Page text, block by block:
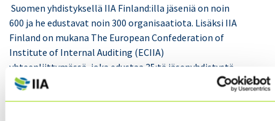
Suomen yhdistyksellä IIA Finland:illa jäseniä on noin
600 ja he edustavat noin 300 organisaatiota. Lisäksi IIA
Finland on mukana The European Confederation of
Institute of Internal Auditing (ECIIA)
yhteenliittymässä, joka edustaa 35:tä jäsenyhdistystä
Euroopassa ja sen lähialueilla.